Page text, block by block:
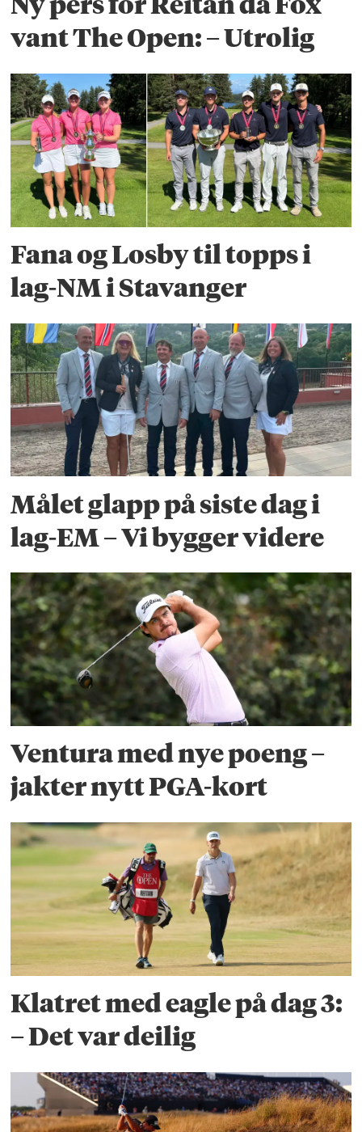
vant The Open: – Utrolig
Fana og Losby til topps i
lag-NM i Stavanger
Målet glapp på siste dag i
lag-EM – Vi bygger videre
Ventura med nye poeng –
jakter nytt PGA-kort
Klatret med eagle på dag 3:
– Det var deilig